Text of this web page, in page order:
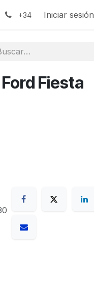
+34 Iniciar sesión
Fiesta